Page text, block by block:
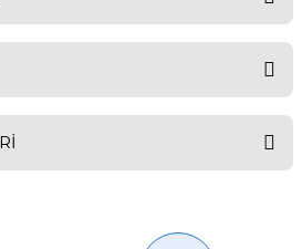
henüz soru sorulmamış.